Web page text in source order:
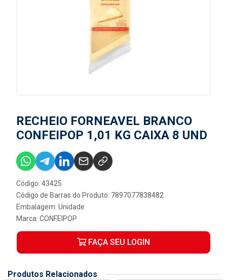
RECHEIO FORNEAVEL BRANCO
CONFEIPOP 1,01 KG CAIXA 8 UND
Código: 43425
Código de Barras do Produto: 7897077838482
Embalagem: Unidade
Marca: CONFEIPOP
FAÇA SEU LOGIN
Produtos Relacionados